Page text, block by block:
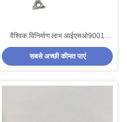
वैश्विक विनिर्माण लाभ आईएसओ9001
2015 प्रमाणित कार्बाइड टर्निंग इंसर्ट्स
लागत-प्रतिस्पर्धी उत्पादन के लिए
सबसे अच्छी कीमत पाएं